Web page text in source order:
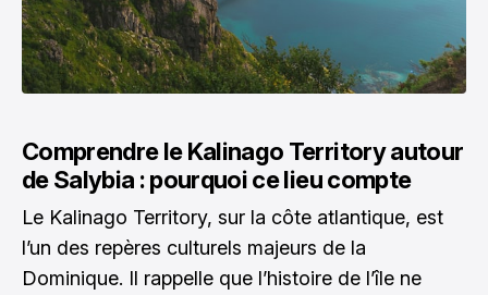
Comprendre le Kalinago Territory autour
de Salybia : pourquoi ce lieu compte
Le Kalinago Territory, sur la côte atlantique, est
l’un des repères culturels majeurs de la
Dominique. Il rappelle que l’histoire de l’île ne